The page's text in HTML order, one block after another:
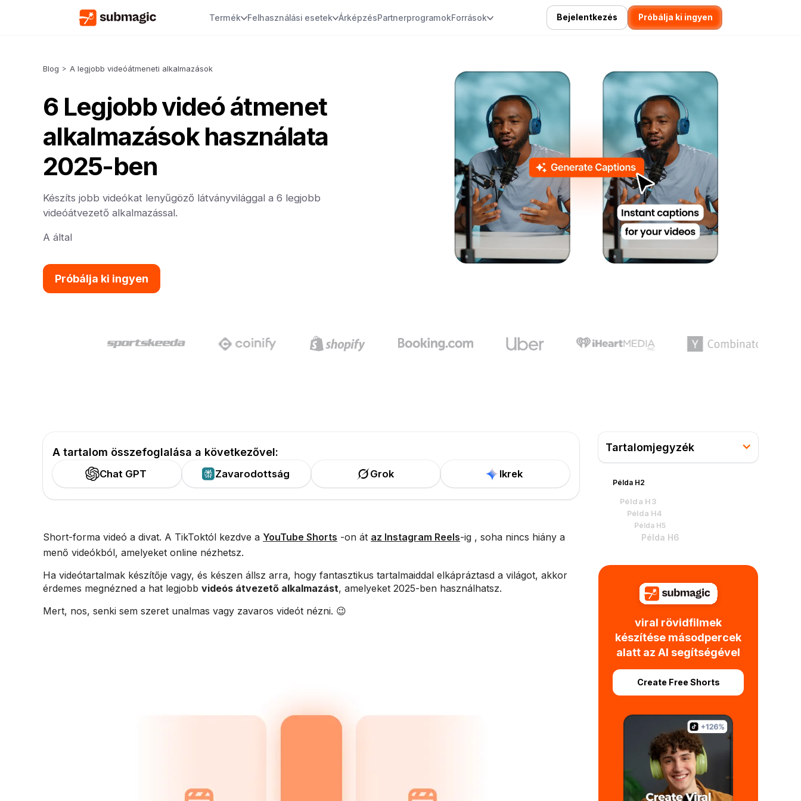
Termék Felhasználási esetek ÁrképzésPartnerprogramokForrások Bejelentkezés Próbálja ki ingyen
Blog > A legjobb videóátmeneti alkalmazások
6 Legjobb videó átmenet
alkalmazások használata
2025-ben
Készíts jobb videókat lenyűgöző látványvilággal a 6 legjobb
videóátvezető alkalmazással.
A által
Próbálja ki ingyen
A tartalom összefoglalása a következővel:
Chat GPT Zavarodottság Grok Ikrek
Short-forma videó a divat. A TikToktól kezdve a YouTube Shorts -on át az Instagram Reels-ig , soha nincs hiány a
menő videókból, amelyeket online nézhetsz.
Ha videótartalmak készítője vagy, és készen állsz arra, hogy fantasztikus tartalmaiddal elkápráztasd a világot, akkor
érdemes megnézned a hat legjobb videós átvezető alkalmazást, amelyeket 2025-ben használhatsz.
Mert, nos, senki sem szeret unalmas vagy zavaros videót nézni. 😉
Tartalomjegyzék
Példa H2
Példa H3
Példa H4
Példa H5
Példa H6
viral rövidfilmek
készítése másodpercek
alatt az AI segítségével
Create Free Shorts